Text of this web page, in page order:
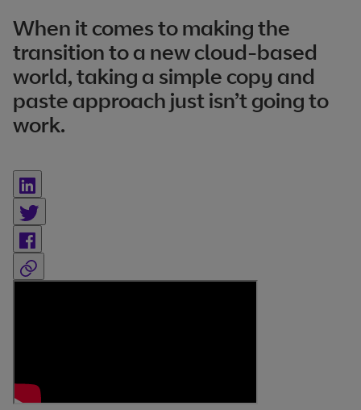
When it comes to making the
transition to a new cloud-based
world, taking a simple copy and
paste approach just isn’t going to
work.